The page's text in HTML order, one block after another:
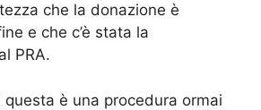
che la donazione è
e che c’è stata la
PRA.
questa è una procedura ormai